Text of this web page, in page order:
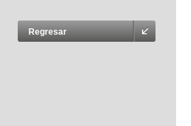
Regresar